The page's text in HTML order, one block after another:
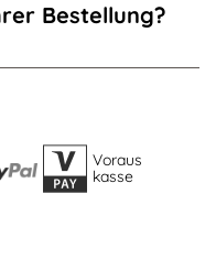
Bestellung?
Voraus
kasse